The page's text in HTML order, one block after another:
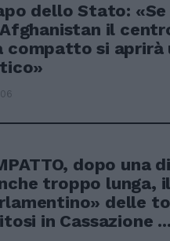
dello Stato: «Se
il
compatto si aprirà
dopo una
troppo lunga, il
delle
in Cassazione ...